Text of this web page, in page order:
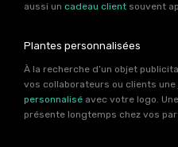
aussi un cadeau client souvent
Plantes personnalisées
À la recherche d’un objet
vos collaborateurs ou clients une
personnalisé avec votre logo.
présente longtemps chez vos